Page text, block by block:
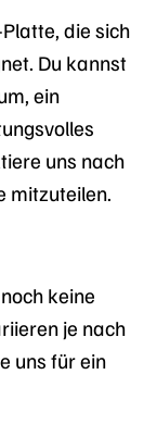
die sich
Du kannst
ein
uns nach
mitzuteilen.
keine
je nach
uns für ein